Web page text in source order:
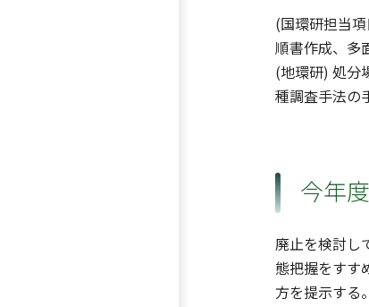
(国環研担当
順書作成、多
(地環研) 処分
種調査手法の
今年
廃止を検討し
態把握をすす
方を提示する